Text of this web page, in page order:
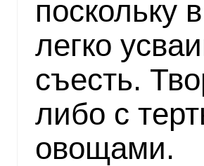
поскольку
легко
съесть.
либо с
овощами.